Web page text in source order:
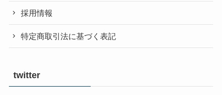
採用情報
特定商取引法に基づく表記
twitter